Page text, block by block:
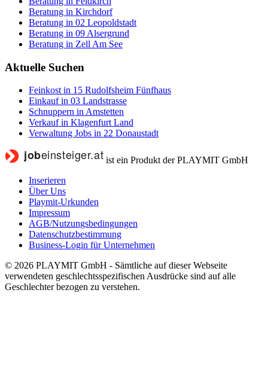
Beratung in Kirchdorf
Beratung in 02 Leopoldstadt
Beratung in 09 Alsergrund
Beratung in Zell Am See
Aktuelle Suchen
Feinkost in 15 Rudolfsheim Fünfhaus
Einkauf in 03 Landstrasse
Schnuppern in Amstetten
Verkauf in Klagenfurt Land
Verwaltung Jobs in 22 Donaustadt
ist ein Produkt der PLAYMIT GmbH
Inserieren
Über Uns
Playmit-Urkunden
Impressum
AGB/Nutzungsbedingungen
Datenschutzbestimmung
Business-Login für Unternehmen
© 2026 PLAYMIT GmbH - Sämtliche auf dieser Webseite
verwendeten geschlechtsspezifischen Ausdrücke sind auf alle
Geschlechter bezogen zu verstehen.